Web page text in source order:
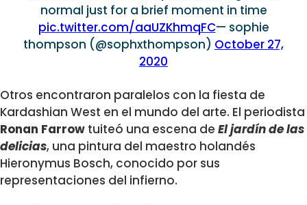
normal just for a brief moment in time
pic.twitter.com/aaUZKhmqFC— sophie
thompson (@sophxthompson) October 27,
2020
Otros encontraron paralelos con la fiesta de
Kardashian West en el mundo del arte. El periodista
Ronan Farrow tuiteó una escena de El jardín de las
delicias, una pintura del maestro holandés
Hieronymus Bosch, conocido por sus
representaciones del infierno.